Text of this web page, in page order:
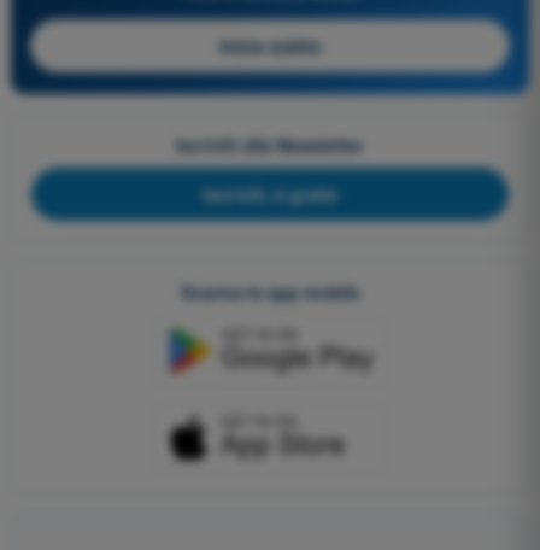
Inizia subito
Iscriviti alla Newsletter
Iscriviti, è gratis
Scarica le app mobile